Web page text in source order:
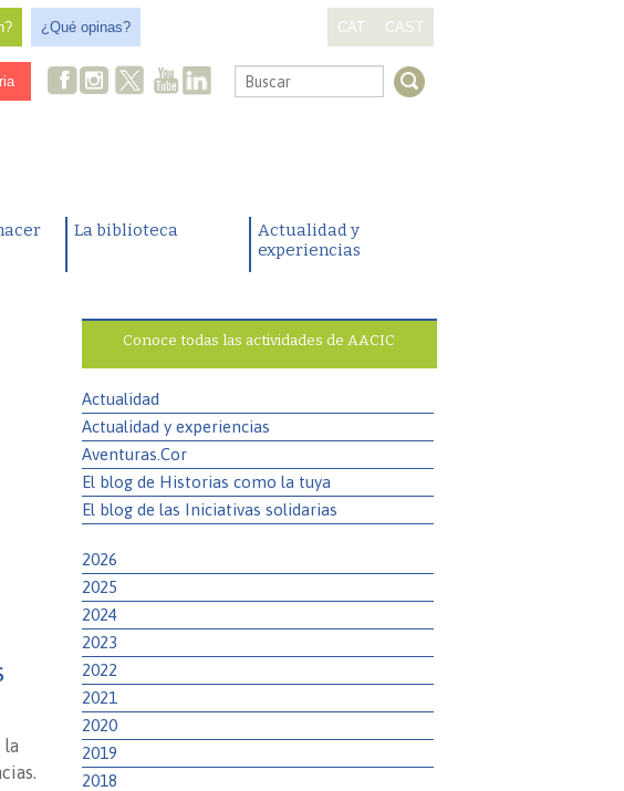
¿Qué opinas? CAT CAST
.
La biblioteca
Actualidad y
experiencias
la
Conoce todas las actividades de AACIC
Actualidad
Actualidad y experiencias
Aventuras.Cor
El blog de Historias como la tuya
El blog de las Iniciativas solidarias
2026
2025
2024
2023
2022
2021
2020
2019
2018